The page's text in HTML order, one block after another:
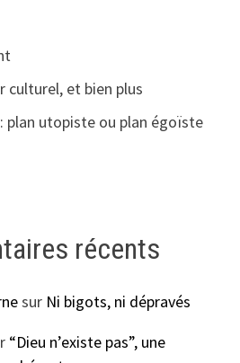
culturel, et bien plus
plan utopiste ou plan égoïste
récents
sur Ni bigots, ni dépravés
“Dieu n’existe pas”, une